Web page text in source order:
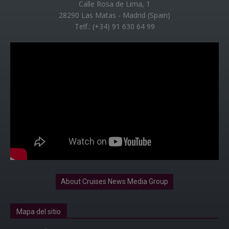
Calle Rosa de Lima, 1
28290 Las Matas - Madrid (Spain)
Telf.: (+34) 91 630 64 99
About Cruises News Media Group
Mapa del sitio